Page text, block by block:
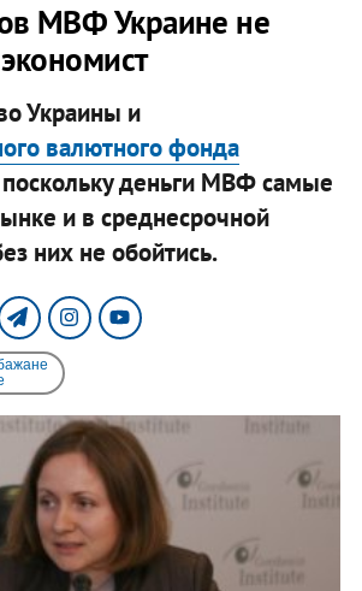
МВФ Украине не
Украины и
валютного фонда
деньги МВФ самые
и в среднесрочной
них не обойтись.